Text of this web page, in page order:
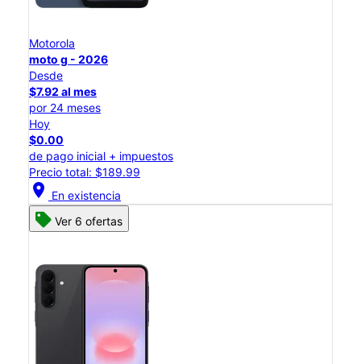
Motorola
moto g - 2026
Desde
$7.92 al mes
por 24 meses
Hoy
$0.00
de pago inicial + impuestos
Precio total: $189.99
location_on En existencia
Ver 6 ofertas